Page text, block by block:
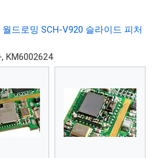
월드로밍 SCH-V920 슬라이드 피처
KM6002624